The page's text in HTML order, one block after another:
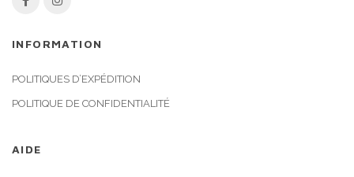
INFORMATION
POLITIQUES D’EXPÉDITION
POLITIQUE DE CONFIDENTIALITÉ
AIDE